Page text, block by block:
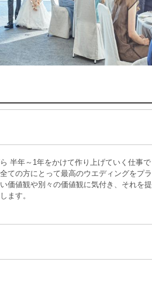
半年～1年をかけて作り上げていく仕事で
ての方にとって最高のウエディングをプラ
価値観や別々の価値観に気付き、それを提
ます。